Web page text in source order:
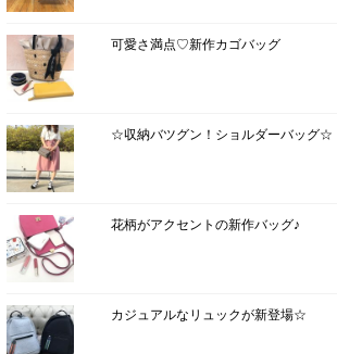
可愛さ満点♡新作カゴバッグ
☆収納バツグン！ショルダーバッグ☆
花柄がアクセントの新作バッグ♪
カジュアルなリュックが新登場☆